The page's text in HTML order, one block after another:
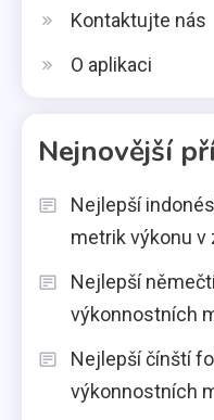
Kontaktujte nás
O aplikaci
Nejnovější
Nejlepší
metrik výkonu v
Nejlepší
výkonnostních
Nejlepší čínští
výkonnostních